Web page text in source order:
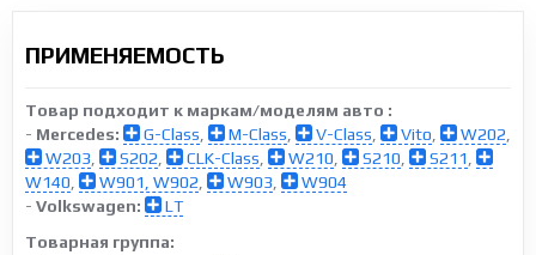
ПРИМЕНЯЕМОСТЬ
Товар подходит к маркам/моделям авто :
- Mercedes: G-Class M-Class V-Class Vito W202
W203
S202 CLK-Class W210 S210 S211
W140
W901, W902 W903
W904
- Volkswagen:
LT
Товарная группа: